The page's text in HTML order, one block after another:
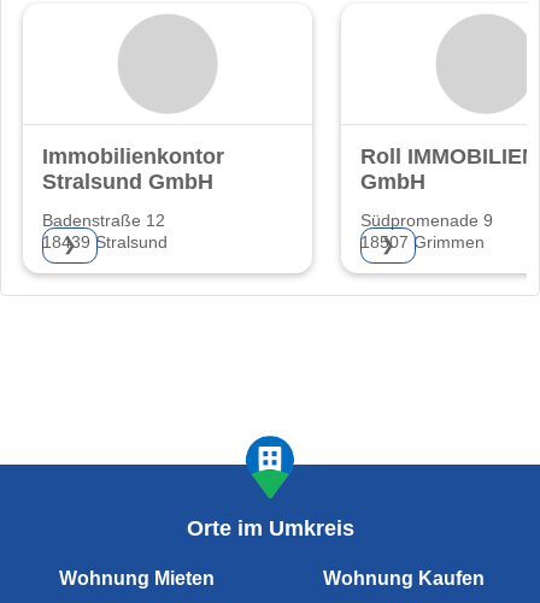
Immobilienkontor
Stralsund GmbH
Badenstraße 12
18439 Stralsund
❯
Roll IMMOBILIEN
GmbH
Südpromenade 9
18507 Grimmen
❯
Orte im Umkreis
Wohnung Mieten Wohnung Kaufen